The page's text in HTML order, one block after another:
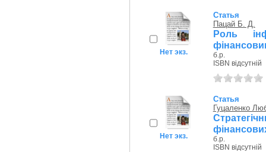
Нет экз.
Статья
Пацай Б. Д.
Роль
б.р.
ISBN відсутній
Нет экз.
Статья
Гуцаленко
б.р.
ISBN відсутній